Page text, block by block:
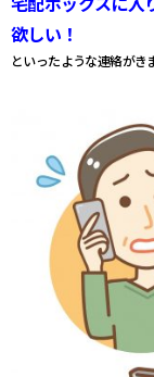
欲しい！
といったような連絡がき